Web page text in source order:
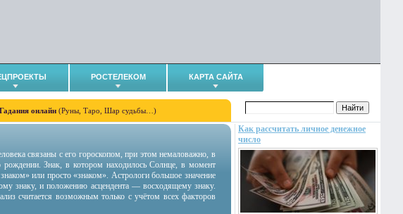
РОСТЕЛЕКОМ КАРТА САЙТА
Гадания онлайн (Руны, Таро, Шар судьбы…)
Как рассчитать личное денежное
число
связаны с его гороскопом, при этом немаловажно, в
рождении. Знак, в котором находилось Солнце, в момент
или просто «знаком». Астрологи большое значение
знаку, и положению асцендента — восходящему знаку.
считается возможным только с учётом всех факторов